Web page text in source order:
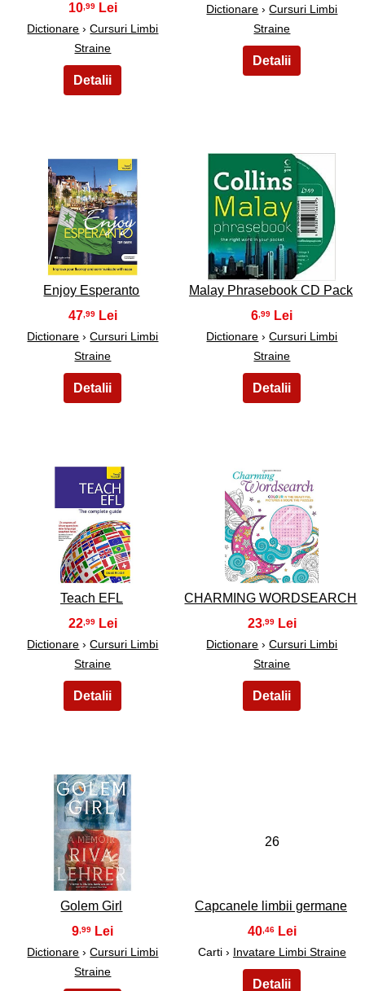
10,99
Dictionare ›Cursuri Limbi
Straine
Dictionare ›Cursuri Limbi
Straine
21
Enjoy Esperanto
47,99
Dictionare ›Cursuri Limbi
Straine
22
Malay Phrasebook CD Pack
6 ,99
Dictionare ›Cursuri Limbi
Straine
23
Teach EFL
22 ,99
Dictionare ›Cursuri Limbi
Straine
24
CHARMING WORDSEARCH
23 ,99
Dictionare ›Cursuri Limbi
Straine
25
Golem Girl
9 ,99
Dictionare ›Cursuri Limbi
Straine
26
Capcanele limbii germane
40,46
Carti › Invatare Limbi Straine